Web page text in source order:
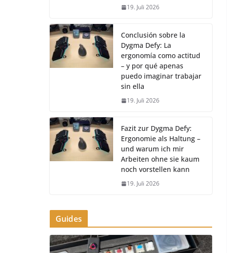
19. Juli 2026
Conclusión sobre la
Dygma Defy: La
ergonomía como actitud
– y por qué apenas
puedo imaginar trabajar
sin ella
19. Juli 2026
Fazit zur Dygma Defy:
Ergonomie als Haltung –
und warum ich mir
Arbeiten ohne sie kaum
noch vorstellen kann
19. Juli 2026
Guides